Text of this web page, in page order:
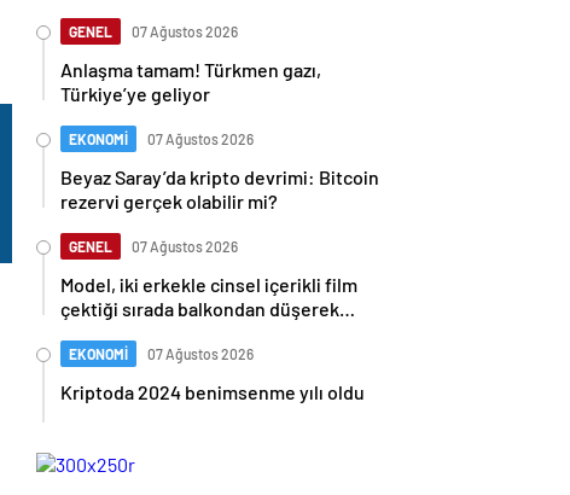
GENEL 07 Ağustos 2026
Anlaşma tamam! Türkmen gazı,
Türkiye’ye geliyor
EKONOMİ 07 Ağustos 2026
Beyaz Saray’da kripto devrimi: Bitcoin
rezervi gerçek olabilir mi?
GENEL 07 Ağustos 2026
Model, iki erkekle cinsel içerikli film
çektiği sırada balkondan düşerek
EKONOMİ 07 Ağustos 2026
Kriptoda 2024 benimsenme yılı oldu